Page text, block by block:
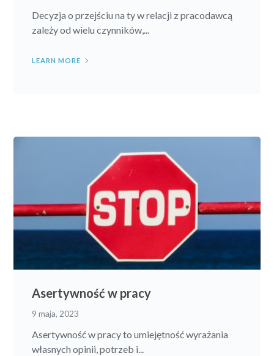
Decyzja o przejściu na ty w relacji z pracodawcą
zależy od wielu czynników,...
LEARN MORE
Asertywność w pracy
9 maja, 2023
Asertywność w pracy to umiejętność wyrażania
własnych opinii, potrzeb i...